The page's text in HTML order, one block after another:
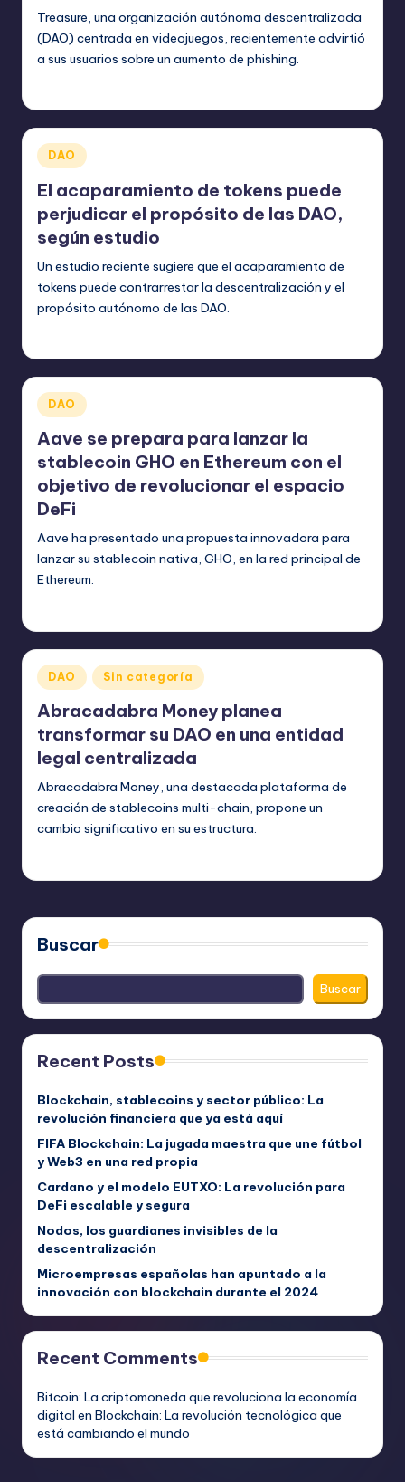
Treasure, una organización autónoma descentralizada
(DAO) centrada en videojuegos, recientemente advirtió
a sus usuarios sobre un aumento de phishing.
Publicado
en
DAO
El acaparamiento de tokens puede
perjudicar el propósito de las DAO,
según estudio
Un estudio reciente sugiere que el acaparamiento de
tokens puede contrarrestar la descentralización y el
propósito autónomo de las DAO.
Publicado
en
DAO
Aave se prepara para lanzar la
stablecoin GHO en Ethereum con el
objetivo de revolucionar el espacio
DeFi
Aave ha presentado una propuesta innovadora para
lanzar su stablecoin nativa, GHO, en la red principal de
Ethereum.
Publicado
en
DAO Sin categoría
Abracadabra Money planea
transformar su DAO en una entidad
legal centralizada
Abracadabra Money, una destacada plataforma de
creación de stablecoins multi-chain, propone un
cambio significativo en su estructura.
Buscar
Buscar
Recent Posts
Blockchain, stablecoins y sector público: La
revolución financiera que ya está aquí
FIFA Blockchain: La jugada maestra que une fútbol
y Web3 en una red propia
Cardano y el modelo EUTXO: La revolución para
DeFi escalable y segura
Nodos, los guardianes invisibles de la
descentralización
Microempresas españolas han apuntado a la
innovación con blockchain durante el 2024
Recent Comments
Bitcoin: La criptomoneda que revoluciona la economía
digital en Blockchain: La revolución tecnológica que
está cambiando el mundo